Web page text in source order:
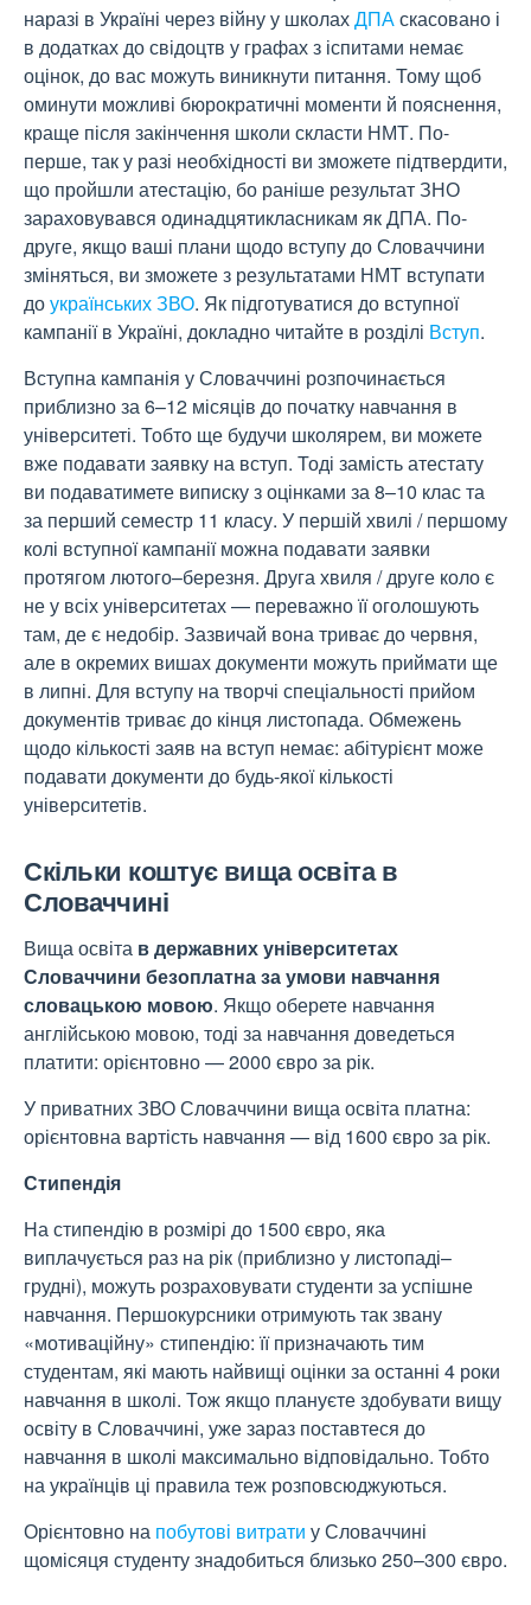
наразі в Україні через війну у школахДПАскасовано і
в додатках до свідоцтв у графах з іспитами немає
оцінок, до вас можуть виникнути питання. Тому щоб
оминути можливі бюрократичні моменти й пояснення,
краще після закінчення школи скласти НМТ. По-
перше, так у разі необхідності ви зможете підтвердити,
що пройшли атестацію, бо раніше результат ЗНО
зараховувався одинадцятикласникам як ДПА. По-
друге, якщо ваші плани щодо вступу до Словаччини
зміняться, ви зможете з результатами НМТ вступати
доукраїнських ЗВО. Як підготуватися до вступної
кампанії в Україні, докладно читайте в розділі Вступ.
Вступна кампанія у Словаччині розпочинається
приблизно за 6–12 місяців до початку навчання в
університеті. Тобто ще будучи школярем, ви можете
вже подавати заявку на вступ. Тоді замість атестату
ви подаватимете виписку з оцінками за 8–10 клас та
за перший семестр 11 класу. У першій хвилі / першому
колі вступної кампанії можна подавати заявки
протягом лютого–березня. Друга хвиля / друге коло є
не у всіх університетах — переважно її оголошують
там, де є недобір. Зазвичай вона триває до червня,
але в окремих вишах документи можуть приймати ще
в липні. Для вступу на творчі спеціальності прийом
документів триває до кінця листопада. Обмежень
щодо кількості заяв на вступ немає: абітурієнт може
подавати документи до будь-якої кількості
університетів.
Скільки коштує вища освіта в
Словаччині
Вища освіта в державних університетах
Словаччини безоплатназа умови навчання
словацькою мовою. Якщо оберете навчання
англійською мовою, тоді за навчання доведеться
платити: орієнтовно — 2000 євро за рік.
У приватних ЗВО Словаччини вища освіта платна:
орієнтовна вартість навчання — від 1600 євро за рік.
Стипендія
На стипендію в розмірі до 1500 євро, яка
виплачується раз на рік (приблизно у листопаді–
грудні), можуть розраховувати студенти за успішне
навчання. Першокурсники отримують так звану
«мотиваційну» стипендію: її призначають тим
студентам, які мають найвищі оцінки за останні 4 роки
навчання в школі. Тож якщо плануєте здобувати вищу
освіту в Словаччині, уже зараз поставтеся до
навчання в школі максимально відповідально. Тобто
на українців ці правила теж розповсюджуються.
Орієнтовно на побутові витрати у Словаччині
щомісяця студенту знадобиться близько 250–300 євро.